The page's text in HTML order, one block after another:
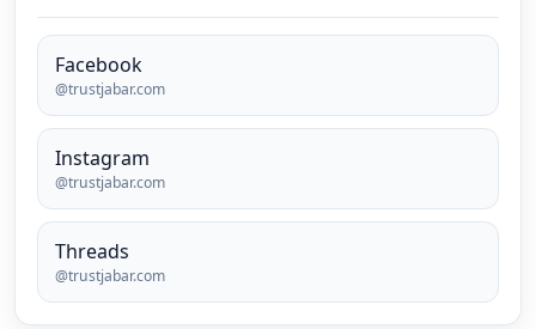
Facebook
@trustjabar.com
Instagram
@trustjabar.com
Threads
@trustjabar.com